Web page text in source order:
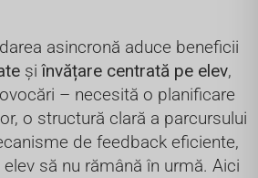
asincronă aduce beneficii
șiînvățare centrată pe elev,
– necesită o planificare
o structură clară a parcursului
de feedback eficiente,
să nu rămână în urmă. Aici